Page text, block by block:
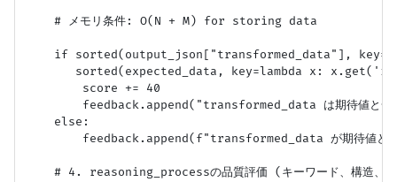
    # メモリ条件: O(N + M) for storing data
if sorted(output_json["transformed_data"],
sorted(expected_data, key=lambda x:
        score += 40
feedback.append("transformed_data は期待値と一
    else:
feedback.append(f"transformed_data が期待値と
# 4. reasoning_processの品質評価 (キーワード、構造、